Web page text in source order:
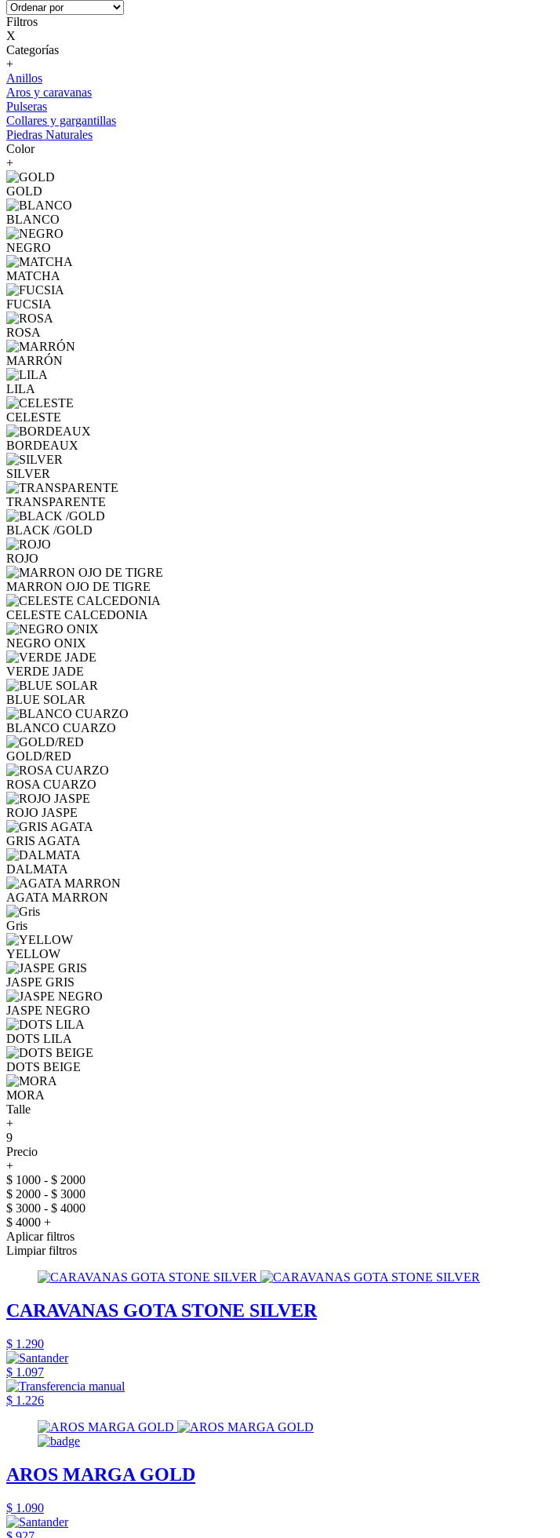
Filtros
X
Categorías
+
Anillos
Aros y caravanas
Pulseras
Collares y gargantillas
Piedras Naturales
Color
+
GOLD
BLANCO
NEGRO
MATCHA
FUCSIA
ROSA
MARRÓN
LILA
CELESTE
BORDEAUX
SILVER
TRANSPARENTE
BLACK /GOLD
ROJO
MARRON OJO DE TIGRE
CELESTE CALCEDONIA
NEGRO ONIX
VERDE JADE
BLUE SOLAR
BLANCO CUARZO
GOLD/RED
ROSA CUARZO
ROJO JASPE
GRIS AGATA
DALMATA
AGATA MARRON
Gris
YELLOW
JASPE GRIS
JASPE NEGRO
DOTS LILA
DOTS BEIGE
MORA
Talle
+
9
Precio
+
$ 1000 - $ 2000
$ 2000 - $ 3000
$ 3000 - $ 4000
$ 4000 +
Aplicar filtros
Limpiar filtros
CARAVANAS GOTA STONE SILVER
$ 1.290
$ 1.097
$ 1.226
AROS MARGA GOLD
$ 1.090